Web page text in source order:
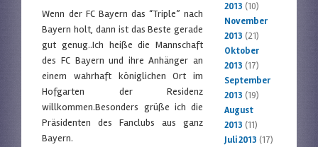
Wenn der FC Bayern das “Triple” nach
Bayern holt, dann ist das Beste gerade
gut genug..Ich heiße die Mannschaft
des FC Bayern und ihre Anhänger an
einem wahrhaft königlichen Ort im
Hofgarten der Residenz
willkommen.Besonders grüße ich die
Präsidenten des Fanclubs aus ganz
Bayern.
2013 (10)
November
2013 (21)
Oktober
2013 (17)
September
2013 (19)
August
2013 (11)
Juli 2013 (17)